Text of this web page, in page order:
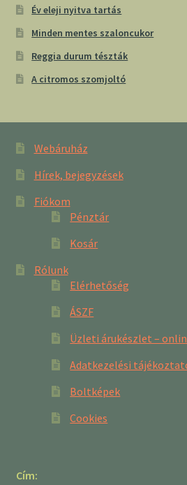
Év eleji nyitva tartás
Minden mentes szaloncukor
Reggia durum tészták
A citromos szomjoltó
Webáruház
Hírek, bejegyzések
Fiókom
Pénztár
Kosár
Rólunk
Elérhetőség
ÁSZF
Üzleti árukészlet –
Adatkezelési
Boltképek
Cookies
Cím: